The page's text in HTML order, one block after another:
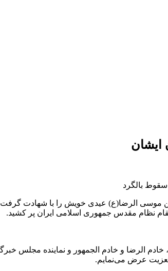
ایشان
سقوط بالگرد
الرضا(ع) عیدی خویش را با شهادت گرفت و
مقام نظام مقدس جمهوری اسلامی ایران پر کشید.
الرضا و خادم الجمهور و نماینده مجلس
عرض می‌نمایم.